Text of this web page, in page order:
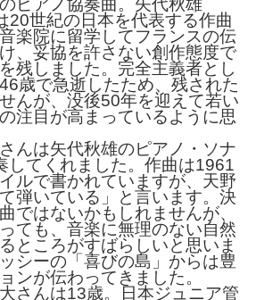
ピアノ協奏曲。矢代秋雄
20世紀の日本を代表する作曲
楽院に留学してフランスの伝
、妥協を許さない創作態度で
残しました。完全主義者とし
歳で急逝したため、残された
んが、没後50年を迎えて若い
注目が高まっているように思
んは矢代秋雄のピアノ・ソナ
してくれました。作曲は1961
ルで書かれていますが、天野
弾いている」と言います。決
ではないかもしれませんが、
ても、音楽に無理のない自然
ところがすばらしいと思いま
シーの「喜びの島」からは豊
ンが伝わってきました。
さんは13歳。日本ジュニア管